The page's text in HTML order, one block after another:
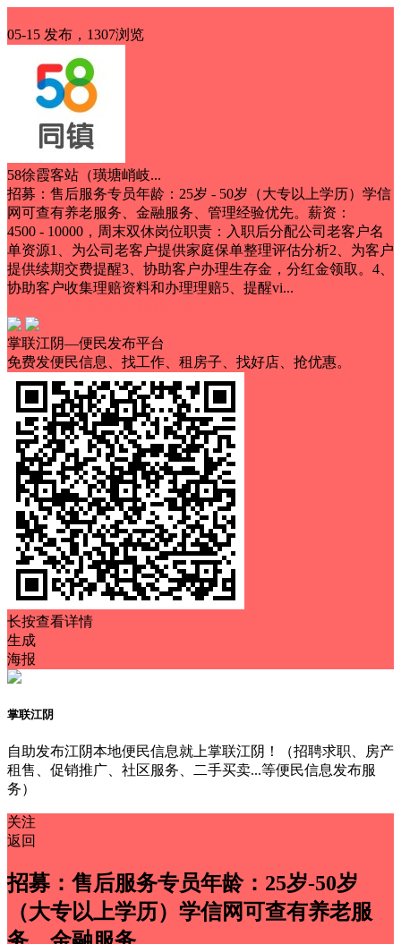
05-15 发布，1307浏览
58徐霞客站（璜塘峭岐...
招募：售后服务专员年龄：25岁 - 50岁（大专以上学历）学信
网可查有养老服务、金融服务、管理经验优先。薪资：
4500 - 10000，周末双休岗位职责：入职后分配公司老客户名
单资源1、为公司老客户提供家庭保单整理评估分析2、为客户
提供续期交费提醒3、协助客户办理生存金，分红金领取。4、
协助客户收集理赔资料和办理理赔5、提醒vi...
掌联江阴—便民发布平台
免费发便民信息、找工作、租房子、找好店、抢优惠。
长按查看详情
生成
海报
掌联江阴
自助发布江阴本地便民信息就上掌联江阴！（招聘求职、房产
租售、促销推广、社区服务、二手买卖...等便民信息发布服
务）
关注
返回
招募：售后服务专员年龄：25岁-50岁
（大专以上学历）学信网可查有养老服